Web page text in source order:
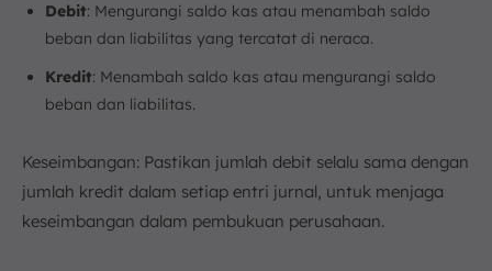
Debit: Mengurangi saldo kas atau menambah saldo
beban dan liabilitas yang tercatat di neraca.
Kredit: Menambah saldo kas atau mengurangi saldo
beban dan liabilitas.
Keseimbangan: Pastikan jumlah debit selalu sama dengan
jumlah kredit dalam setiap entri jurnal, untuk menjaga
keseimbangan dalam pembukuan perusahaan.